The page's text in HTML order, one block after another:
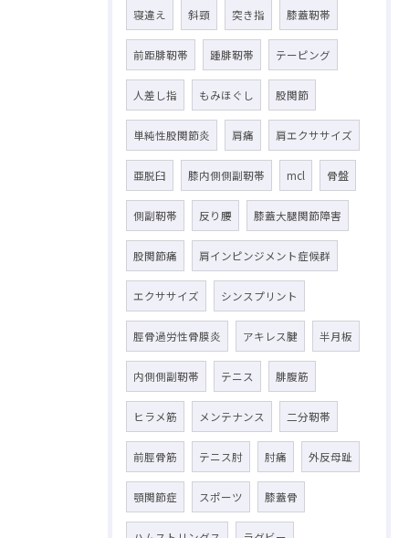
寝違え 斜頸 突き指 膝蓋靭帯
前距腓靭帯 踵腓靭帯 テーピング
人差し指 もみほぐし 股関節
単純性股関節炎 肩痛 肩エクササイズ
亜脱臼 膝内側側副靭帯 mcl 骨盤
側副靭帯 反り腰 膝蓋大腿関節障害
股関節痛 肩インピンジメント症候群
エクササイズ シンスプリント
脛骨過労性骨膜炎 アキレス腱 半月板
内側側副靭帯 テニス 腓腹筋
ヒラメ筋 メンテナンス 二分靭帯
前脛骨筋 テニス肘 肘痛 外反母趾
顎関節症 スポーツ 膝蓋骨